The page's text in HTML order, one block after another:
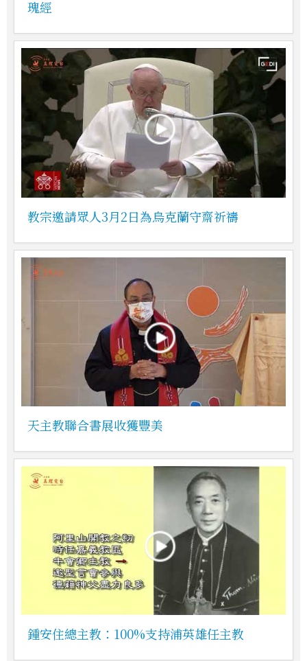
瑰經
教宗邀請眾人3月2日為烏克蘭守齋祈禱
天主教聯合書展收獲豐美
鍾安住總主教：100%支持浦英雄任主教